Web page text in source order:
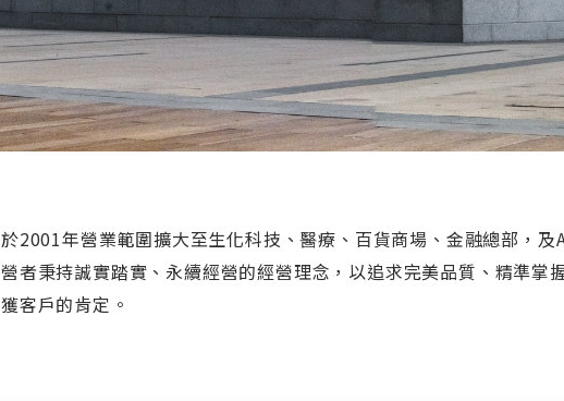
於2001年營業範圍擴大至生化科技、醫療、百貨商場、金融總部，及
營者秉持誠實踏實、永續經營的經營理念，以追求完美品質、精準掌
獲客戶的肯定。